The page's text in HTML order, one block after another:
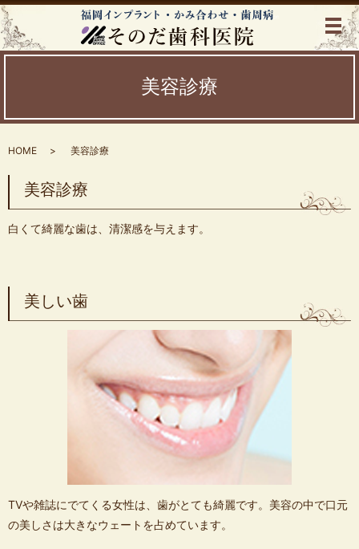
美容診療
HOME 美容診療
美容診療
白くて綺麗な歯は、清潔感を与えます。
美しい歯
TVや雑誌にでてくる女性は、歯がとても綺麗です。美容の中で口元
の美しさは大きなウェートを占めています。